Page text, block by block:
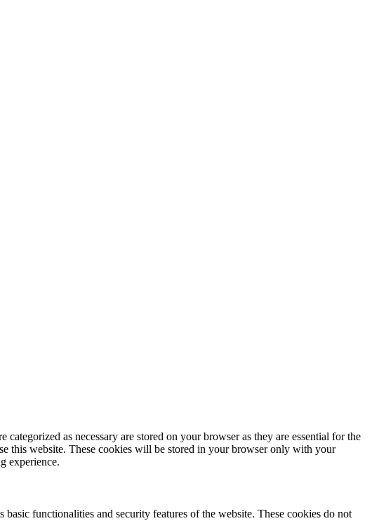
as necessary are stored on your browser as they are essential for the
this website. These cookies will be stored in your browser only with your
experience.
functionalities and security features of the website. These cookies do not